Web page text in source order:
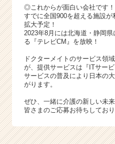
◎これからが面白い会社です！
すでに全国900を超える施設
拡大予定！
2023年8月には北海道・静岡
る『テレビCM』を放映！
ドクターメイトのサービス領
が、提供サービスは『ITサービ
サービスの普及により日本の
がります。
ぜひ、一緒に介護の新しい未
皆さまのご応募お待ちしており